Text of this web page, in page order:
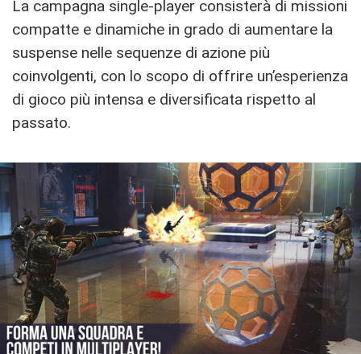
La campagna single-player consisterà di missioni
compatte e dinamiche in grado di aumentare la
suspense nelle sequenze di azione più
coinvolgenti, con lo scopo di offrire un’esperienza
di gioco più intensa e diversificata rispetto al
passato.